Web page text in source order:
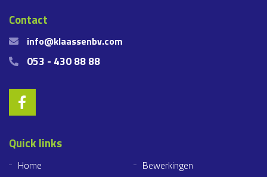
Contact
info@klaassenbv.com
053 - 430 88 88
Quick links
Home
Bewerkingen